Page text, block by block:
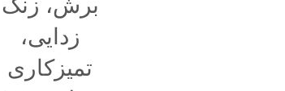
زدایی،
تمیزکاری